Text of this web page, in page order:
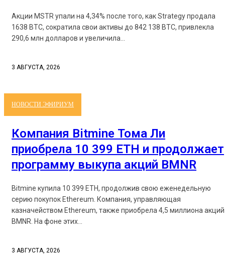
Акции MSTR упали на 4,34% после того, как Strategy продала
1638 BTC, сократила свои активы до 842 138 BTC, привлекла
290,6 млн долларов и увеличила...
3 АВГУСТА, 2026
НОВОСТИ ЭФИРИУМ
Компания Bitmine Тома Ли
приобрела 10 399 ETH и продолжает
программу выкупа акций BMNR
Bitmine купила 10 399 ETH, продолжив свою еженедельную
серию покупок Ethereum. Компания, управляющая
казначейством Ethereum, также приобрела 4,5 миллиона акций
BMNR. На фоне этих...
3 АВГУСТА, 2026